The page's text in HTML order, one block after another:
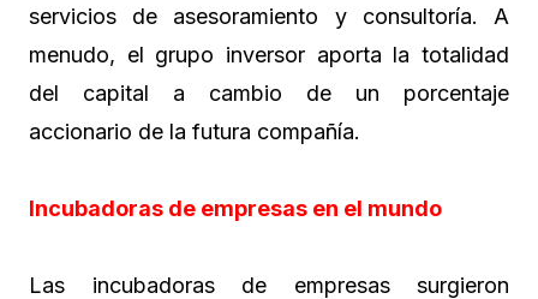
servicios de asesoramiento y consultoría. A
menudo, el grupo inversor aporta la totalidad
del capital a cambio de un porcentaje
accionario de la futura compañía.
Incubadoras de empresas en el mundo
Las incubadoras de empresas surgieron